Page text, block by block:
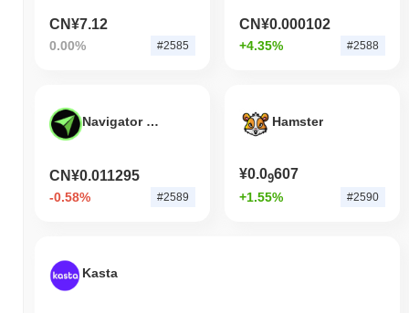
CN¥7.12
0.00% #2585
CN¥0.000102
+4.35% #2588
Navigator Exchange
CN¥0.011295
-0.58% #2589
Hamster
¥0.09607
+1.55% #2590
Kasta